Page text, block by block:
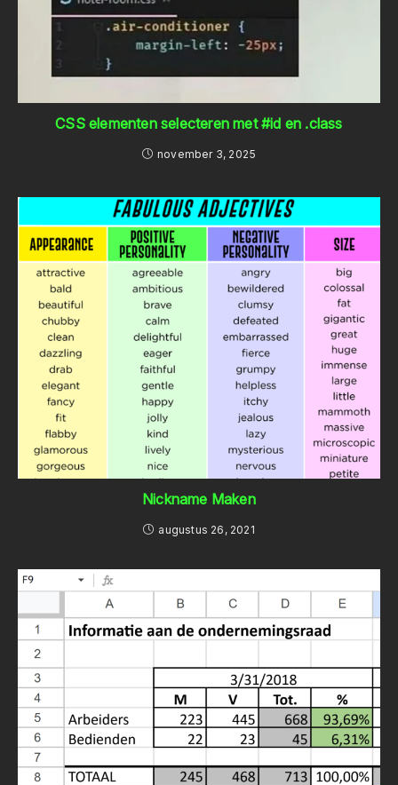
CSS elementen selecteren met #id en .class
november 3, 2025
Nickname Maken
augustus 26, 2021